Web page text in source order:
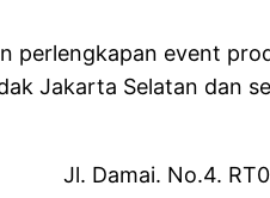
perlengkapan event
Jakarta Selatan dan
Jl. Damai. No.4.